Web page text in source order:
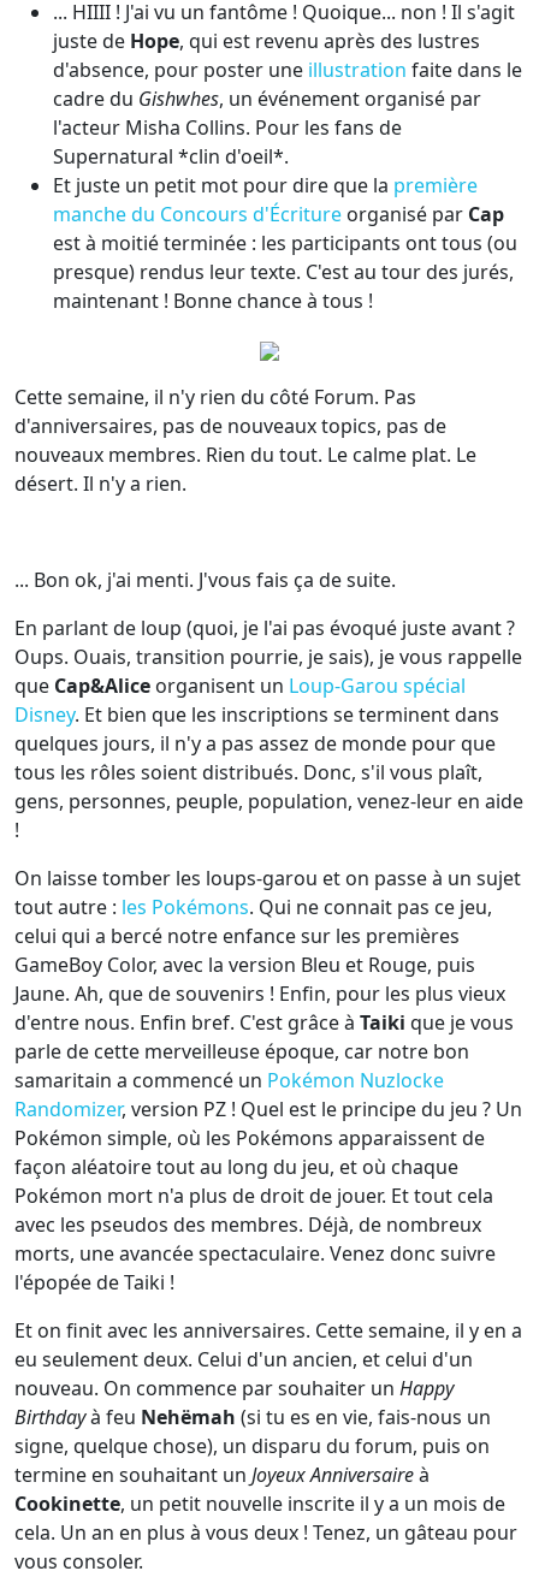
... HIIII ! J'ai vu un fantôme ! Quoique... non ! Il s'agit
juste de Hope, qui est revenu après des lustres
d'absence, pour poster une illustration faite dans le
cadre du Gishwhes, un événement organisé par
l'acteur Misha Collins. Pour les fans de
Supernatural *clin d'oeil*.
Et juste un petit mot pour dire que la première
manche du Concours d'Écriture organisé par Cap
est à moitié terminée : les participants ont tous (ou
presque) rendus leur texte. C'est au tour des jurés,
maintenant ! Bonne chance à tous !
Cette semaine, il n'y rien du côté Forum. Pas
d'anniversaires, pas de nouveaux topics, pas de
nouveaux membres. Rien du tout. Le calme plat. Le
désert. Il n'y a rien.
... Bon ok, j'ai menti. J'vous fais ça de suite.
En parlant de loup (quoi, je l'ai pas évoqué juste avant ?
Oups. Ouais, transition pourrie, je sais), je vous rappelle
que Cap&Alice organisent un Loup-Garou spécial
Disney. Et bien que les inscriptions se terminent dans
quelques jours, il n'y a pas assez de monde pour que
tous les rôles soient distribués. Donc, s'il vous plaît,
gens, personnes, peuple, population, venez-leur en aide
!
On laisse tomber les loups-garou et on passe à un sujet
tout autre : les Pokémons. Qui ne connait pas ce jeu,
celui qui a bercé notre enfance sur les premières
GameBoy Color, avec la version Bleu et Rouge, puis
Jaune. Ah, que de souvenirs ! Enfin, pour les plus vieux
d'entre nous. Enfin bref. C'est grâce à Taiki que je vous
parle de cette merveilleuse époque, car notre bon
samaritain a commencé un Pokémon Nuzlocke
Randomizer, version PZ ! Quel est le principe du jeu ? Un
Pokémon simple, où les Pokémons apparaissent de
façon aléatoire tout au long du jeu, et où chaque
Pokémon mort n'a plus de droit de jouer. Et tout cela
avec les pseudos des membres. Déjà, de nombreux
morts, une avancée spectaculaire. Venez donc suivre
l'épopée de Taiki !
Et on finit avec les anniversaires. Cette semaine, il y en a
eu seulement deux. Celui d'un ancien, et celui d'un
nouveau. On commence par souhaiter un Happy
Birthdayà feu Nehëmah (si tu es en vie, fais-nous un
signe, quelque chose), un disparu du forum, puis on
termine en souhaitant un Joyeux Anniversaireà
Cookinette, un petit nouvelle inscrite il y a un mois de
cela. Un an en plus à vous deux ! Tenez, un gâteau pour
vous consoler.